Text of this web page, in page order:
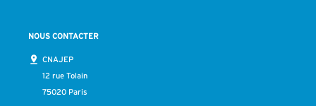
NOUS CONTACTER
CNAJEP
12 rue Tolain
75020 Paris